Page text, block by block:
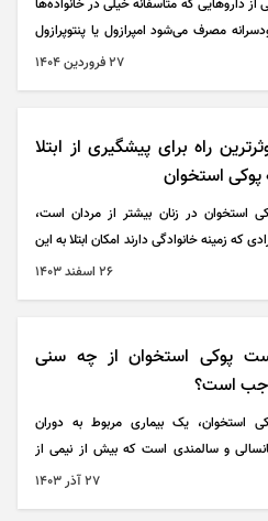
از دارو‌هایی که متاسفانه خیلی در خانواده‌ها
مصرف می‌شود امپرازول یا پنتوپرازول
۲۷ فروردين ۱۴۰۴
راه برای پیشگیری از ابتلا
پوکی استخوان
استخوان در زنان بیشتر از مردان است،
که زمینه خانوادگی دارند امکان ابتلا به این
در آنها بیشتر است. تشخیص این بیماری
۲۶ اسفند ۱۴۰۳
پوکی استخوان از چه سنی
است؟
استخوان، یک بیماری مربوط به دوران
و سالمندی است که بیش از نیمی از
جمعیت کشور را درگیر کرده، اما خیلی از
۲۷ آذر ۱۴۰۳